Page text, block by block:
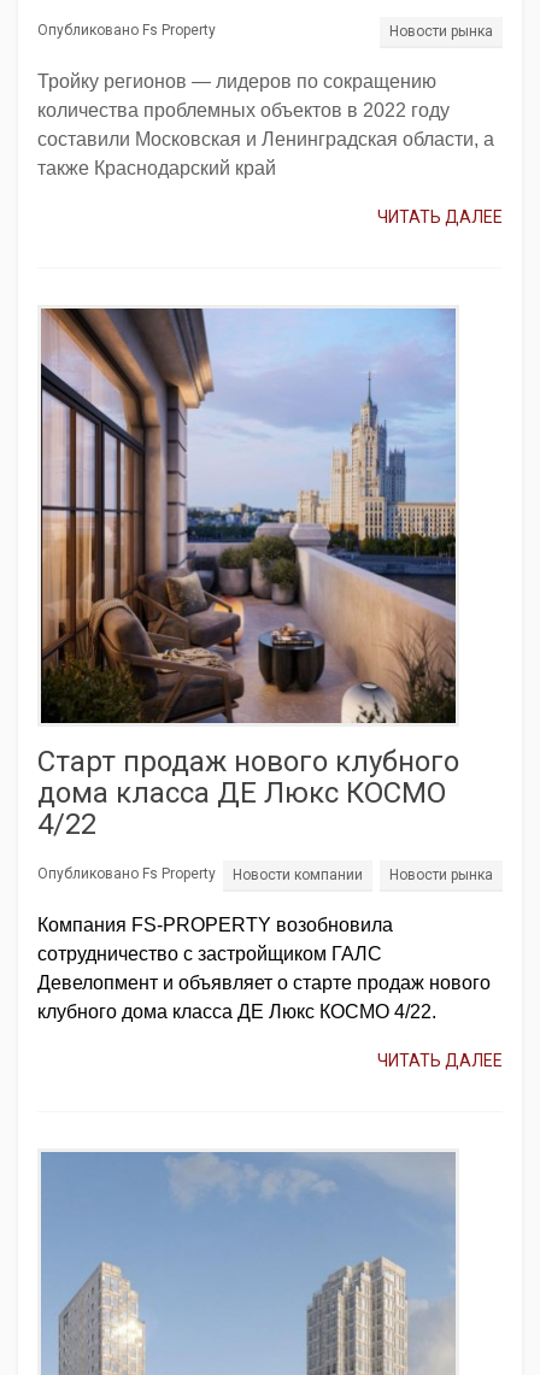
Опубликовано Fs Property Новости рынка
Тройку регионов — лидеров по сокращению
количества проблемных объектов в 2022 году
составили Московская и Ленинградская области, а
также Краснодарский край
ЧИТАТЬ ДАЛЕЕ
Старт продаж нового клубного
дома класса ДЕ Люкс КОСМО
4/22
Опубликовано Fs Property Новости компании Новости рынка
Компания FS-PROPERTY возобновила
сотрудничество с застройщиком ГАЛС
Девелопмент и объявляет о старте продаж нового
клубного дома класса ДЕ Люкс КОСМО 4/22.
ЧИТАТЬ ДАЛЕЕ